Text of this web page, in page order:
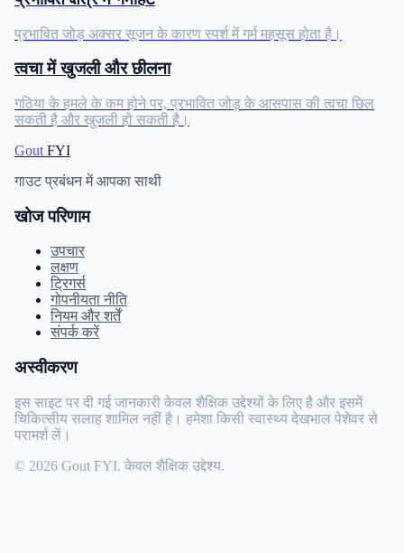
प्रभावित जोड़ अक्सर सूजन के कारण स्पर्श में गर्म महसूस होता है।
त्वचा में खुजली और छीलना
गठिया के हमले के कम होने पर, प्रभावित जोड़ के आसपास की त्वचा छिल
सकती है और खुजली हो सकती है।
Gout FYI
गाउट प्रबंधन में आपका साथी
खोज परिणाम
उपचार
लक्षण
ट्रिगर्स
गोपनीयता नीति
नियम और शर्तें
संपर्क करें
अस्वीकरण
इस साइट पर दी गई जानकारी केवल शैक्षिक उद्देश्यों के लिए है और इसमें
चिकित्सीय सलाह शामिल नहीं है। हमेशा किसी स्वास्थ्य देखभाल पेशेवर से
परामर्श लें।
© 2026 Gout FYI. केवल शैक्षिक उद्देश्य.